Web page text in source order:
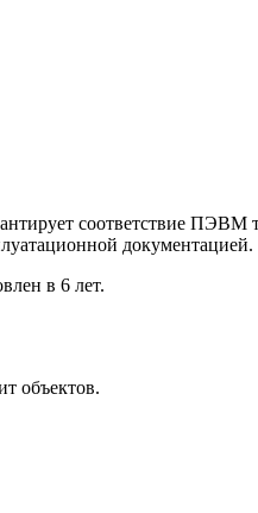
соответствие
документацией.
в 6 лет.
объектов.